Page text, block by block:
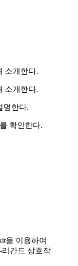
소개한다.
소개한다.
명한다.
확인한다.
을 이용하여
리간드 상호작